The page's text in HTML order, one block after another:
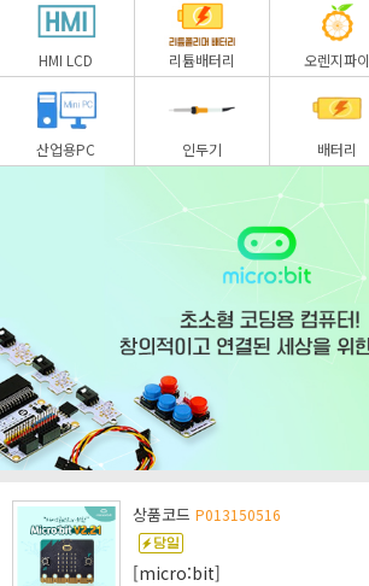
HMI LCD 리튬배터리 오렌지파이
산업용PC 인두기 배터리
상품코드 P013150516
[micro:bit]